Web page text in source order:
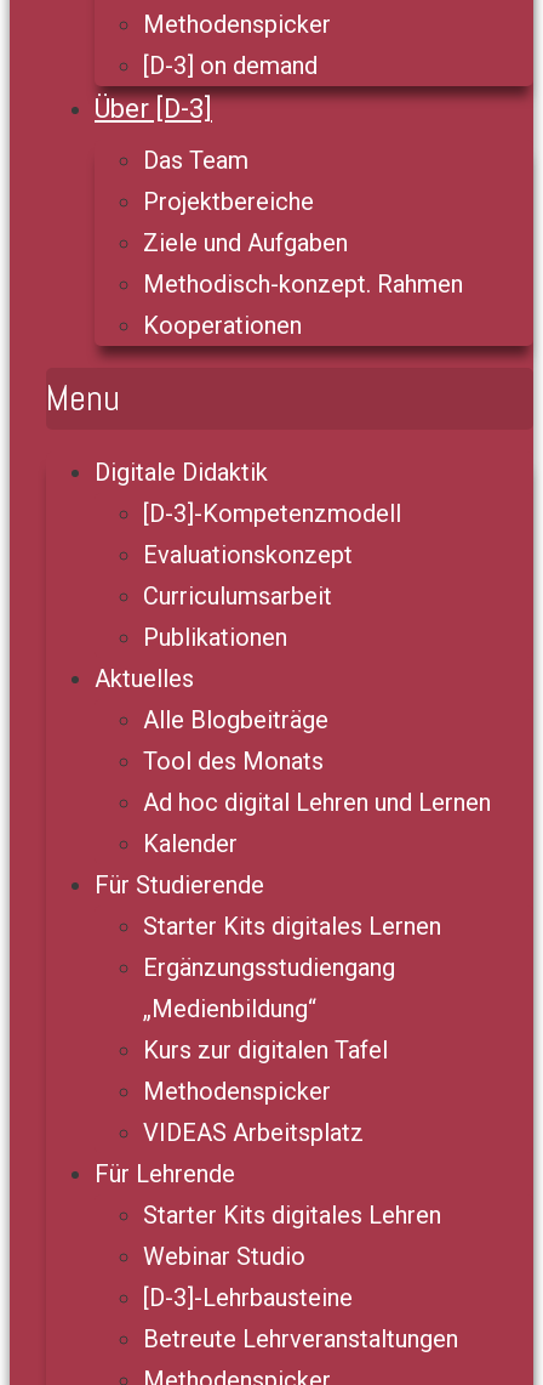
Methodenspicker
[D-3] on demand
Über [D-3]
Das Team
Projektbereiche
Ziele und Aufgaben
Methodisch-konzept. Rahmen
Kooperationen
Menu
Digitale Didaktik
[D-3]-Kompetenzmodell
Evaluationskonzept
Curriculumsarbeit
Publikationen
Aktuelles
Alle Blogbeiträge
Tool des Monats
Ad hoc digital Lehren und Lernen
Kalender
Für Studierende
Starter Kits digitales Lernen
Ergänzungsstudiengang
„Medienbildung“
Kurs zur digitalen Tafel
Methodenspicker
VIDEAS Arbeitsplatz
Für Lehrende
Starter Kits digitales Lehren
Webinar Studio
[D-3]-Lehrbausteine
Betreute Lehrveranstaltungen